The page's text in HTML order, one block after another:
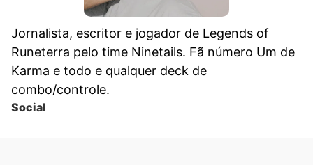
Jornalista, escritor e jogador de Legends of
Runeterra pelo time Ninetails. Fã número Um de
Karma e todo e qualquer deck de
combo/controle.
Social